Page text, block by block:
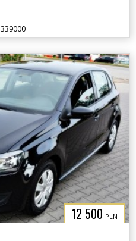
339000
12 500 PLN